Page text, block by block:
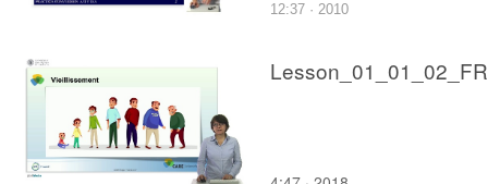
12:37 · 2010
Lesson_01_01_02_FR